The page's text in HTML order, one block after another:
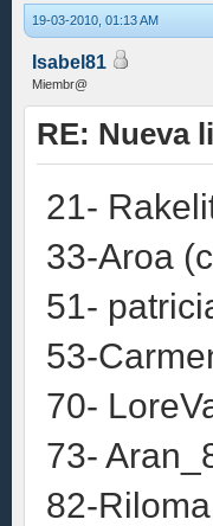
19-03-2010, 01:13 AM
Isabel81
Miembr@
RE: Nueva
21-
33-Aroa
51-
53-
70-
73-
82-